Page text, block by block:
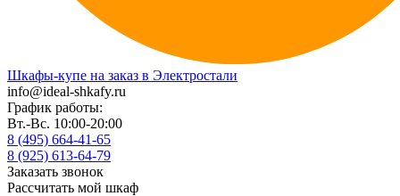
Шкафы-купе на заказ в Электростали
info@ideal-shkafy.ru
График работы:
Вт.-Вс. 10:00-20:00
8 (495) 664-41-65
8 (925) 613-64-79
Заказать звонок
Рассчитать мой шкаф